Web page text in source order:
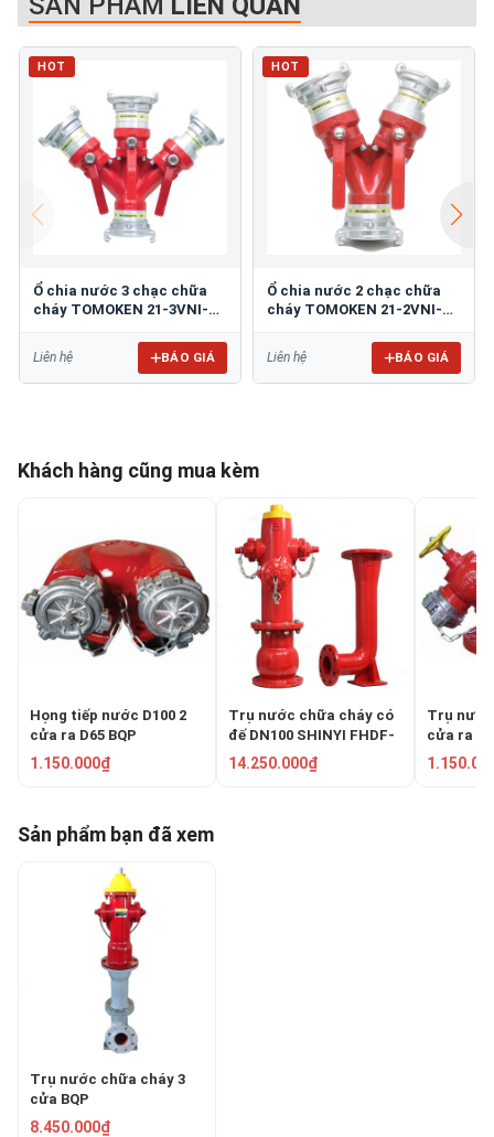
HOT
Ổ chia nước 3 chạc chữa
cháy TOMOKEN 21-3VNI-
Liên hệ BÁO GIÁ
HOT
Ổ chia nước 2 chạc chữa
cháy TOMOKEN 21-2VNI-
Liên hệ BÁO GIÁ
Khách hàng cũng mua kèm
Họng tiếp nước D100 2
cửa ra D65 BQP
1.150.000₫
Trụ nước chữa cháy có
đế DN100 SHINYI FHDF-
0100-16-D2R
14.250.000₫
Trụ
cửa ra
Sản phẩm bạn đã xem
Trụ nước chữa cháy 3
cửa BQP
8.450.000₫